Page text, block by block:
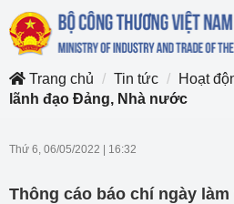
Trang chủ
Tin tức Hoạt
lãnh đạo Đảng, Nhà nước
Thứ 6, 06/05/2022 16:32
Thông cáo báo chí ngày